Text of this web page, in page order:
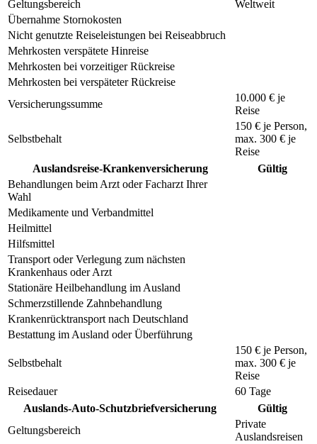
Geltungsbereich
Weltweit
Übernahme Stornokosten
Nicht genutzte Reiseleistungen bei Reiseabbruch
Mehrkosten verspätete Hinreise
Mehrkosten bei vorzeitiger Rückreise
Mehrkosten bei verspäteter Rückreise
Versicherungssumme
10.000 € je
Reise
Selbstbehalt
150 € je Person,
max. 300 € je
Reise
Auslandsreise-Krankenversicherung
Gültig
Behandlungen beim Arzt oder Facharzt Ihrer
Wahl
Medikamente und Verbandmittel
Heilmittel
Hilfsmittel
Transport oder Verlegung zum nächsten
Krankenhaus oder Arzt
Stationäre Heilbehandlung im Ausland
Schmerzstillende Zahnbehandlung
Krankenrücktransport nach Deutschland
Bestattung im Ausland oder Überführung
Selbstbehalt
150 € je Person,
max. 300 € je
Reise
Reisedauer
60 Tage
Auslands-Auto-Schutzbriefversicherung
Gültig
Geltungsbereich
Private
Auslandsreisen